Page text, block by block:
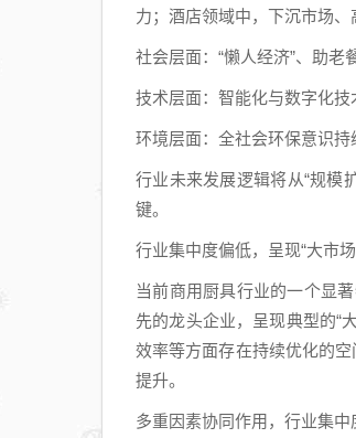
力；酒店领域中，下沉市场
社会层面：“懒人经济”、助老
技术层面：智能化与数字化技
环境层面：全社会环保意识持
行业未来发展逻辑将从“规模
键。
行业集中度偏低，呈现“大市
当前商用厨具行业的一个显
先的龙头企业，呈现典型的“
效率等方面存在持续优化的
提升。
多重因素协同作用，行业集